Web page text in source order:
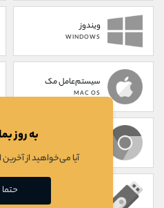
ویندوز
WINDOWS
سیستم‌عامل مک
MAC OS
به روز
آیا می‌خواهید از
حتما